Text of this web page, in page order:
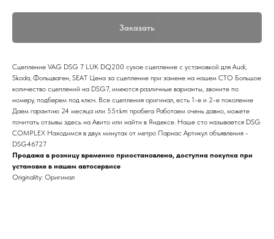
Заказать
Сцепление VAG DSG 7 LUK DQ200 сухое сцепление с установкой для Audi,
Skoda, Фольцваген, SEAT Цена за сцепление при замене на нашем СТО Большое
количество сцеплений на DSG7, имеются различные варианты, звоните по
номеру, подберем под ключ. Все сцепления оригинал, есть 1-е и 2-е поколение
Даем гарантию 24 месяца или 55т.km пробега Работаем очень давно, можете
почитать отзывы здесь на Авито или найти в Яндексе. Наше сто называется DSG
COMPLEX Находимся в двух минутах от метро Парнас Артикул объявления -
DSG46727
Продажа в розницу временно приостановлена, доступна покупка при
установке в нашем автосервисе
Originality: Оригинал